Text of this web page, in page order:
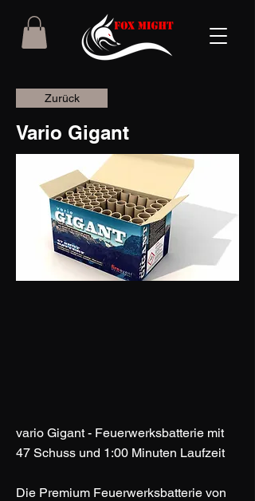
Zurück
Vario Gigant
vario Gigant - Feuerwerksbatterie mit
47 Schuss und 1:00 Minuten Laufzeit
Die Premium Feuerwerksbatterie von